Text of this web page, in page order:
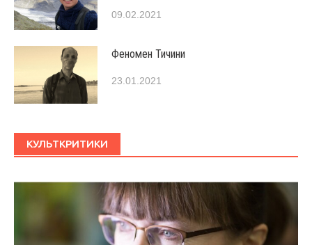
09.02.2021
Феномен Тичини
23.01.2021
КУЛЬТКРИТИКИ